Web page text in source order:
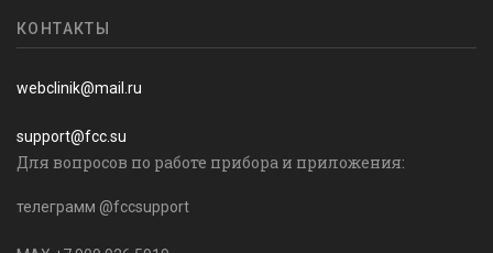
КОНТАКТЫ
webclinik@mail.ru
support@fcc.su
Для вопросов по работе прибора и приложения:
телеграмм @fccsupport